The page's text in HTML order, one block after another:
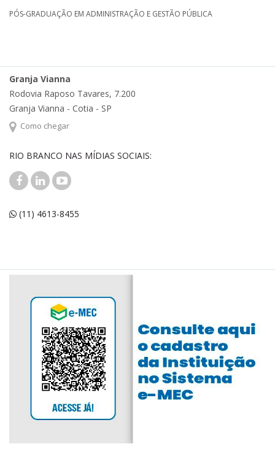
PÓS-GRADUAÇÃO EM ADMINISTRAÇÃO E GESTÃO PÚBLICA
Granja Vianna
Rodovia Raposo Tavares, 7.200
Granja Vianna - Cotia - SP
Como chegar
RIO BRANCO NAS MÍDIAS SOCIAIS:
(11) 4613-8455